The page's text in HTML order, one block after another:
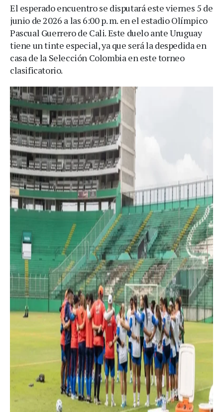
El esperado encuentro se disputará este viernes 5 de
junio de 2026 a las 6:00 p. m. en el estadio Olímpico
Pascual Guerrero de Cali. Este duelo ante Uruguay
tiene un tinte especial, ya que será la despedida en
casa de la Selección Colombia en este torneo
clasificatorio.